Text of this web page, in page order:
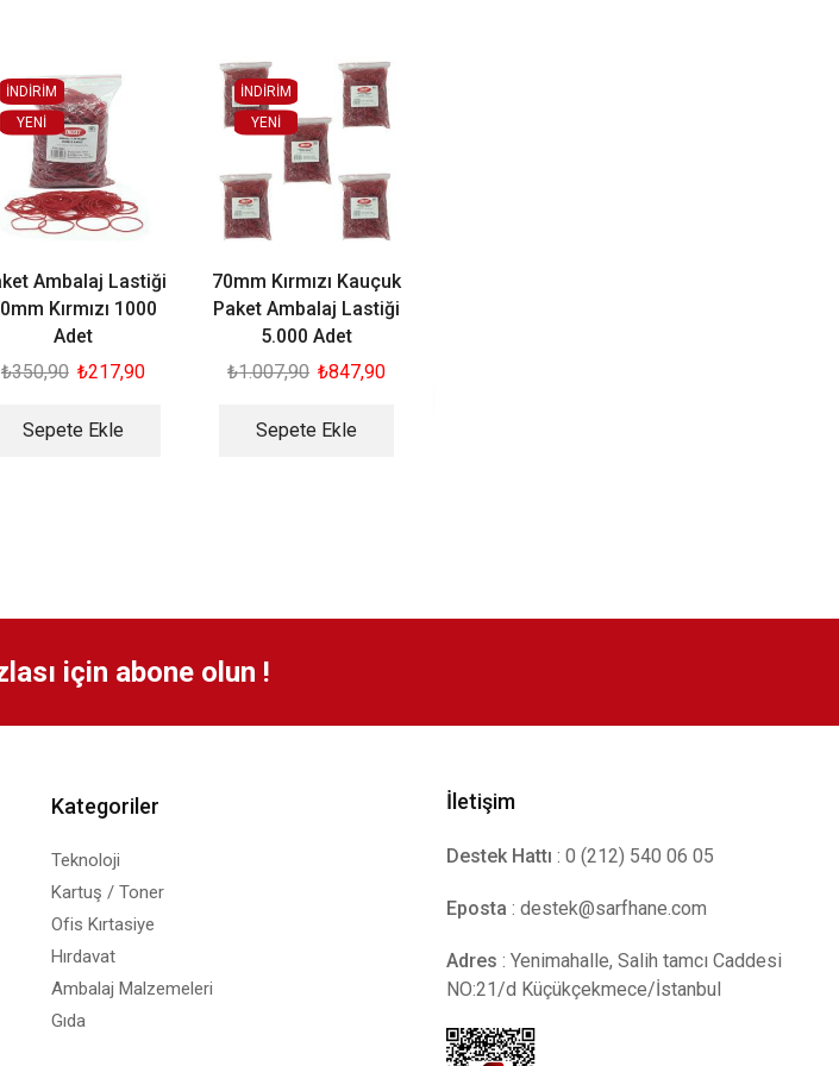
İNDİRİM
YENI
Ambalaj Lastiği
Kırmızı 1000
Adet
₺350,90 ₺217,90
Sepete Ekle
İNDİRİM
YENI
70mm Kırmızı Kauçuk
Paket Ambalaj Lastiği
5.000 Adet
₺1.007,90 ₺847,90
Sepete Ekle
için abone olun !
Kategoriler
Teknoloji
Kartuş / Toner
Ofis Kırtasiye
Hırdavat
Ambalaj Malzemeleri
Gıda
İletişim
Destek Hattı : 0 (212) 540 06 05
Eposta : destek@sarfhane.com
Adres : Yenimahalle, Salih tamcı Caddesi
NO:21/d Küçükçekmece/İstanbul